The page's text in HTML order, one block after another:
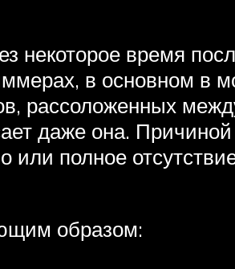
некоторое время
в основном в
рассоложенных
даже она.
полное
образом: